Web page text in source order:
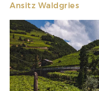
Ansitz Waldgries